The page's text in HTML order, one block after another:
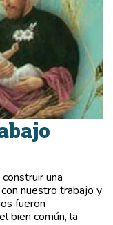
una
nuestro trabajo y
fueron
bien común, la